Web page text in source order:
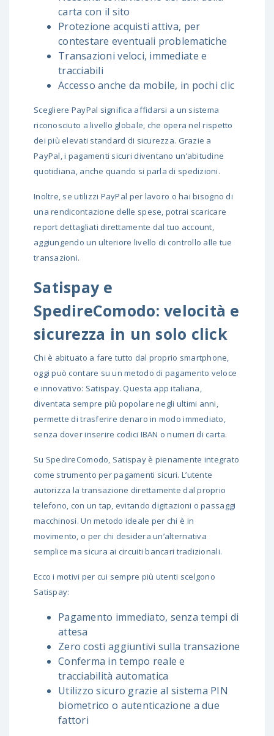
carta con il sito
Protezione acquisti attiva, per
contestare eventuali problematiche
Transazioni veloci, immediate e
tracciabili
Accesso anche da mobile, in pochi clic
Scegliere PayPal significa affidarsi a un sistema
riconosciuto a livello globale, che opera nel rispetto
dei più elevati standard di sicurezza. Grazie a
PayPal, i pagamenti sicuri diventano un’abitudine
quotidiana, anche quando si parla di spedizioni.
Inoltre, se utilizzi PayPal per lavoro o hai bisogno di
una rendicontazione delle spese, potrai scaricare
report dettagliati direttamente dal tuo account,
aggiungendo un ulteriore livello di controllo alle tue
transazioni.
Satispay e
SpedireComodo: velocità e
sicurezza in un solo click
Chi è abituato a fare tutto dal proprio smartphone,
oggi può contare su un metodo di pagamento veloce
e innovativo: Satispay. Questa app italiana,
diventata sempre più popolare negli ultimi anni,
permette di trasferire denaro in modo immediato,
senza dover inserire codici IBAN o numeri di carta.
Su SpedireComodo, Satispay è pienamente integrato
come strumento per pagamenti sicuri. L’utente
autorizza la transazione direttamente dal proprio
telefono, con un tap, evitando digitazioni o passaggi
macchinosi. Un metodo ideale per chi è in
movimento, o per chi desidera un’alternativa
semplice ma sicura ai circuiti bancari tradizionali.
Ecco i motivi per cui sempre più utenti scelgono
Satispay:
Pagamento immediato, senza tempi di
attesa
Zero costi aggiuntivi sulla transazione
Conferma in tempo reale e
tracciabilità automatica
Utilizzo sicuro grazie al sistema PIN
biometrico o autenticazione a due
fattori